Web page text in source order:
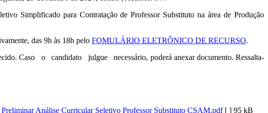
Simplificado para Contratação de Professor Substituto na área de Produção
das 9h às 18h pelo FOMULÁRIO ELETRÔNICO DE RECURSO.
Caso o candidato julgue necessário, poderá anexar documento. Ressalta-
Preliminar Análise Curricular Seletivo Professor Substituto CSAM.pdf [ ] 95 kB